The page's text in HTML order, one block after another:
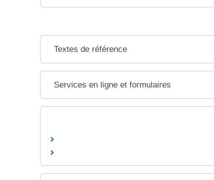
Textes de référence
Services en ligne et formulaires